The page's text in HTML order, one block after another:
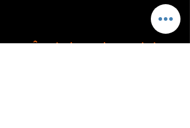
Înscrie-te pentru a primi